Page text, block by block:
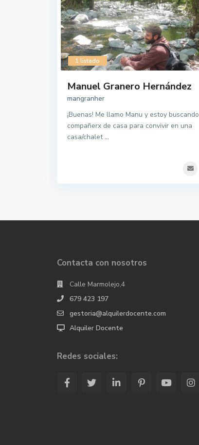
1 listado
Manuel Granero Hernández
mangranher
¡Buenas! Me llamo Manu y estoy buscando
compañerx de casa para convivir en una
casa/chalet...
Contacta con nosotros
Calle Marmolejo,4
679 423 197
gestoria@alquilerdocente.com
Alquiler Docente
Redes sociales: